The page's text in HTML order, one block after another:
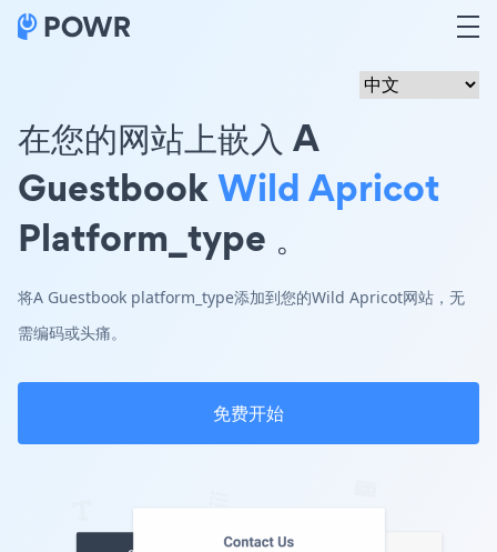
在您的网站上嵌入 A
GuestbookWild Apricot
Platform_type 。
将A Guestbook platform_type添加到您的Wild Apricot网站，无
需编码或头痛。
免费开始